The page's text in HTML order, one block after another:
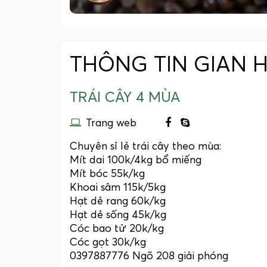
THÔNG TIN GIAN
TRÁI CÂY 4 MÙA
Trang web
Chuyên sỉ lẻ trái cây theo mùa:
Mít dai 100k/4kg bổ miếng
Mít bóc 55k/kg
Khoai sâm 115k/5kg
Hạt dẻ rang 60k/kg
Hạt dẻ sống 45k/kg
Cóc bao tử 20k/kg
Cóc gọt 30k/kg
0397887776 Ngõ 208 giải phóng